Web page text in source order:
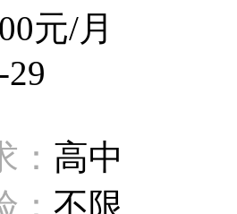
元/月
29
高中
不限